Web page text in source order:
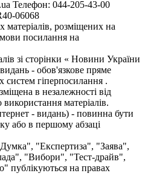
Телефон: 044-205-43-00
06068
матеріалів, розміщених на
посилання на
зі сторінки « Новини України
видань - обов'язкове пряме
систем гіперпосилання .
в незалежності від
матеріалів.
- видань) - повинна бути
або в першому абзаці
"Експертиза", "Заява",
"Вибори", "Тест-драйв",
публікуються на правах